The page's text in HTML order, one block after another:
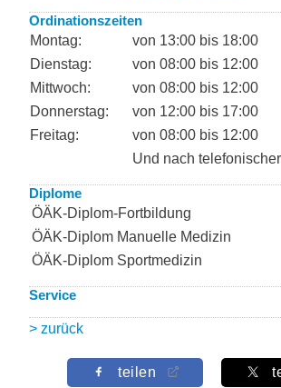
Ordinationszeiten
Montag:
von 13:00 bis 18:00
Dienstag:
von 08:00 bis 12:00
Mittwoch:
von 08:00 bis 12:00
Donnerstag:
von 12:00 bis 17:00
Freitag:
von 08:00 bis 12:00
Und nach
Diplome
ÖÄK-Diplom-Fortbildung
ÖÄK-Diplom Manuelle Medizin
ÖÄK-Diplom Sportmedizin
Service
> zurück
teilen